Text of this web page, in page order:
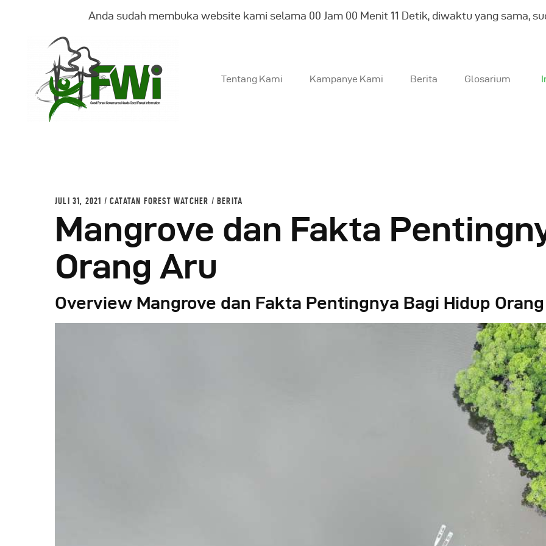
Anda sudah membuka website kami selama 00Jam 00Menit 12 Detik, diwaktu yang sama,
Tentang Kami Kampanye Kami Berita Glosarium
Glosarium
JULI 31, 2021 CATATAN FOREST WATCHER / BERITA
Mangrove dan Fakta
Orang Aru
Overview Mangrove dan Fakta Pentingnya Bagi Hidup